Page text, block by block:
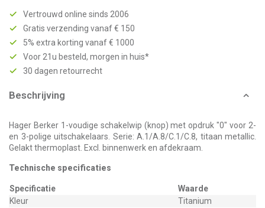
Vertrouwd online sinds 2006
Gratis verzending vanaf € 150
5% extra korting vanaf € 1000
Voor 21u besteld, morgen in huis*
30 dagen retourrecht
Beschrijving
Hager Berker 1-voudige schakelwip (knop) met opdruk "0" voor 2-
en 3-polige uitschakelaars. Serie: A.1/A.8/C.1/C.8, titaan metallic.
Gelakt thermoplast. Excl. binnenwerk en afdekraam.
Technische specificaties
Specificatie
Waarde
Kleur
Titanium